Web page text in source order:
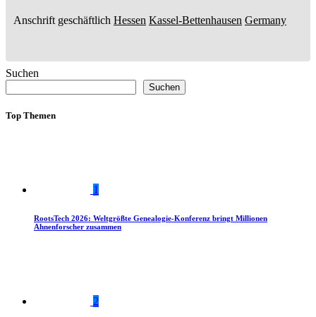
Anschrift geschäftlich Hessen Kassel-Bettenhausen Germany
Suchen
Suchen
Top Themen
1
RootsTech 2026: Weltgrößte Genealogie-Konferenz bringt Millionen
Ahnenforscher zusammen
2